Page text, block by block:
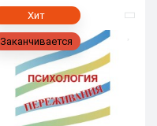
Хит
Заканчивается